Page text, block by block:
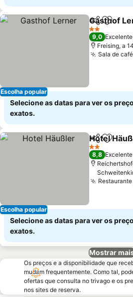
Escolha popular
Partilhar
Gasthof
2 Estrelas
9,0 Excelente
Freising, a
Sala de
Selecione as datas para ver os
exatos.
Escolha popular
Partilhar
Hotel
2 Estrelas
8,8 Excelente
Selecione as datas para ver os
exatos.
Mostrar
Os preços e a disponibilidade que
mudam frequentemente. Como tal,
ofertas que consulta no trivago e os
nos sites de reserva.